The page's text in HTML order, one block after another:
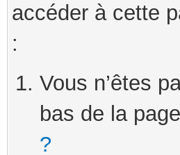
accéder à cette
:
Vous n’êtes
bas de la
?